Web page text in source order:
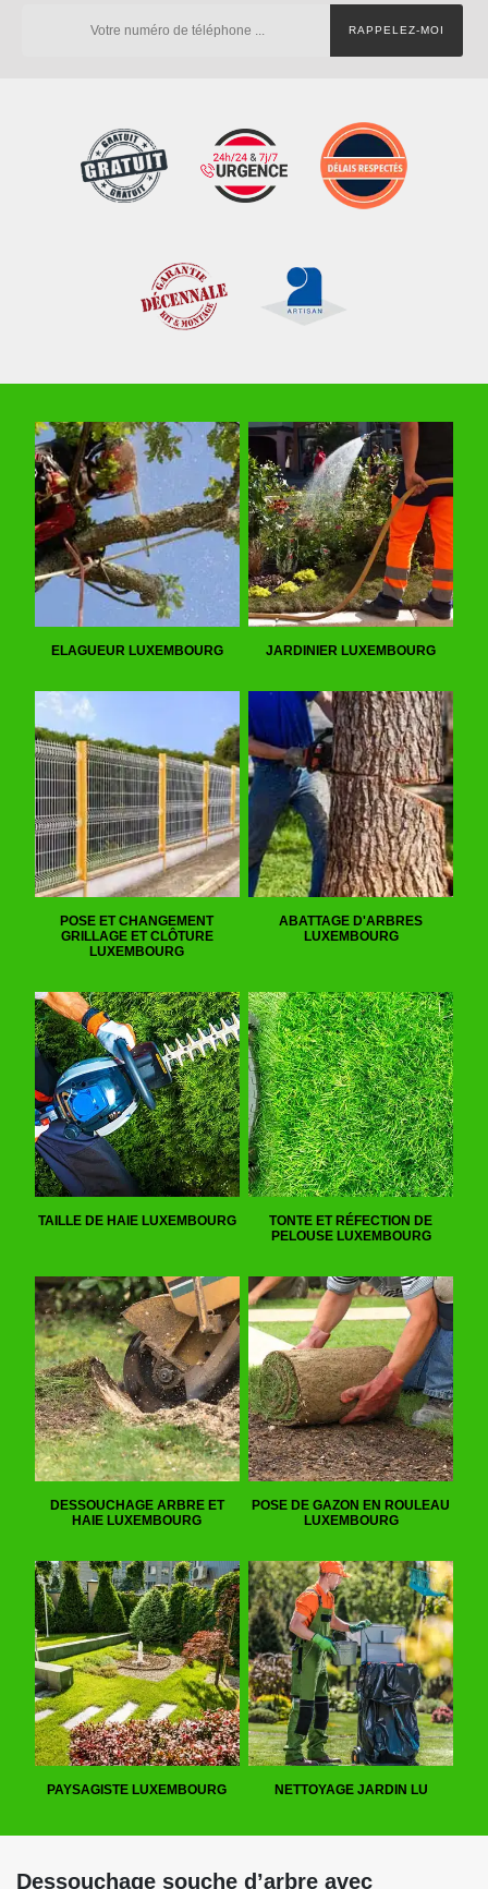
ELAGUEUR LUXEMBOURG JARDINIER LUXEMBOURG
POSE ET CHANGEMENT
GRILLAGE ET CLÔTURE
LUXEMBOURG
ABATTAGE D'ARBRES
LUXEMBOURG
TAILLE DE HAIE LUXEMBOURG
TONTE ET RÉFECTION DE
PELOUSE LUXEMBOURG
DESSOUCHAGE ARBRE ET
HAIE LUXEMBOURG
POSE DE GAZON EN ROULEAU
LUXEMBOURG
PAYSAGISTE LUXEMBOURG NETTOYAGE JARDIN LU
Dessouchage souche d’arbre avec